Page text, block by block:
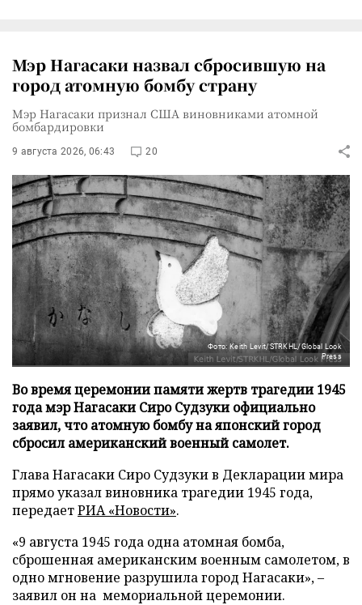
Мэр Нагасаки назвал сбросившую на
город атомную бомбу страну
Мэр Нагасаки признал США виновниками атомной
бомбардировки
9 августа 2026, 06:43 20
Фото: Keith Levit/STRKHL/Global Look
Press
Во время церемонии памяти жертв трагедии 1945
года мэр Нагасаки Сиро Судзуки официально
заявил, что атомную бомбу на японский город
сбросил американский военный самолет.
Глава Нагасаки Сиро Судзуки в Декларации мира
прямо указал виновника трагедии 1945 года,
передаетРИА «Новости».
«9 августа 1945 года одна атомная бомба,
сброшенная американским военным самолетом, в
одно мгновение разрушила город Нагасаки», –
заявил он на мемориальной церемонии.